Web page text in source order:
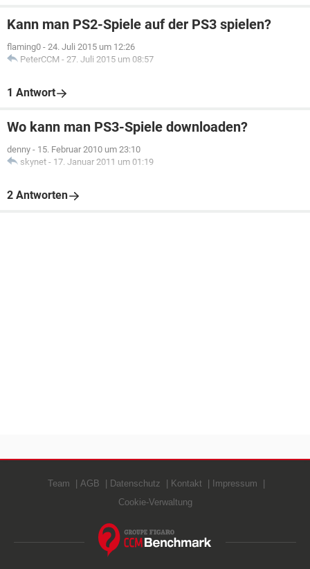
Kann man PS2-Spiele auf der PS3 spielen?
flaming0 - 24. Juli 2015 um 12:26
PeterCCM - 27. Juli 2015 um 08:57
1 Antwort
Wo kann man PS3-Spiele downloaden?
denny - 15. Februar 2010 um 23:10
skynet - 17. Januar 2011 um 01:19
2 Antworten
Team AGB Datenschutz Kontakt
Impressum
Cookie-Verwaltung